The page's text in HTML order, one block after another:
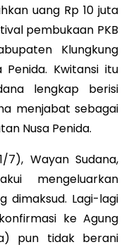
uang Rp 10 juta
pembukaan PKB
Klungkung
Kwitansi itu
lengkap berisi
menjabat sebagai
Nusa Penida.
7), Wayan Sudana,
mengeluarkan
dimaksud. Lagi-lagi
ke Agung
pun tidak berani